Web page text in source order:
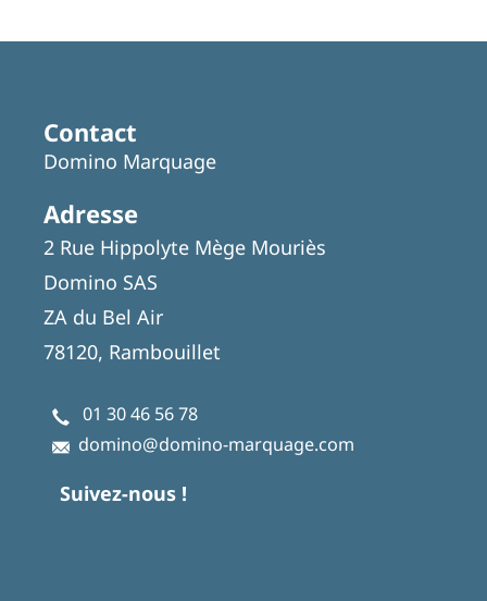
Contact
Domino Marquage
Adresse
2 Rue Hippolyte Mège Mouriès
Domino SAS
ZA du Bel Air
78120, Rambouillet
01 30 46 56 78
domino@domino-marquage.com
Suivez-nous !